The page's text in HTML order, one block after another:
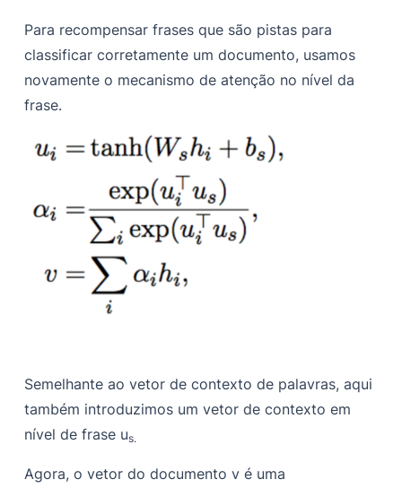
Para recompensar frases que são pistas para
classificar corretamente um documento, usamos
novamente o mecanismo de atenção no nível da
frase.
Semelhante ao vetor de contexto de palavras, aqui
também introduzimos um vetor de contexto em
nível de frase us.
Agora, o vetor do documentov é uma